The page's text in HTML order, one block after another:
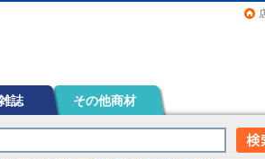
誌 その他商材